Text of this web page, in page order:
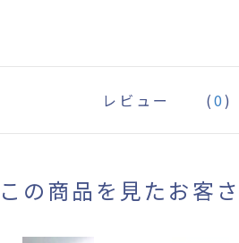
レビュー (0)
この商品を見たお客